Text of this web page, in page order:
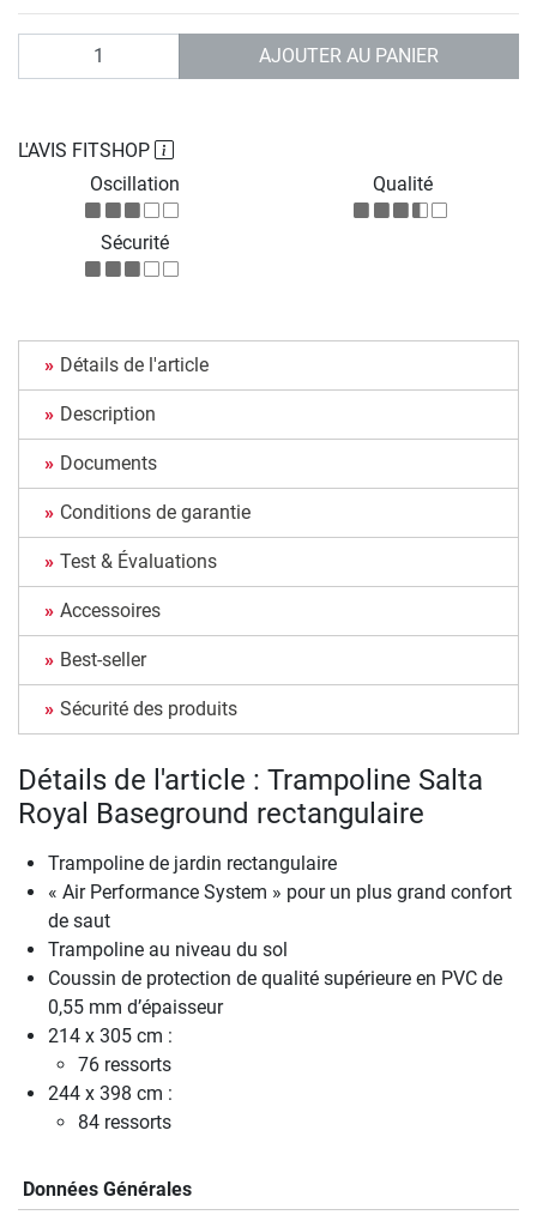
AJOUTER AU PANIER
L'AVIS FITSHOP
Oscillation
Qualité
Sécurité
Détails de l'article
Description
Documents
Conditions de garantie
Test & Évaluations
Accessoires
Best-seller
Sécurité des produits
Détails de l'article : Trampoline Salta
Royal Baseground rectangulaire
Trampoline de jardin rectangulaire
« Air Performance System » pour un plus grand confort
de saut
Trampoline au niveau du sol
Coussin de protection de qualité supérieure en PVC de
0,55 mm d’épaisseur
214 x 305 cm :
76 ressorts
244 x 398 cm :
84 ressorts
Données Générales